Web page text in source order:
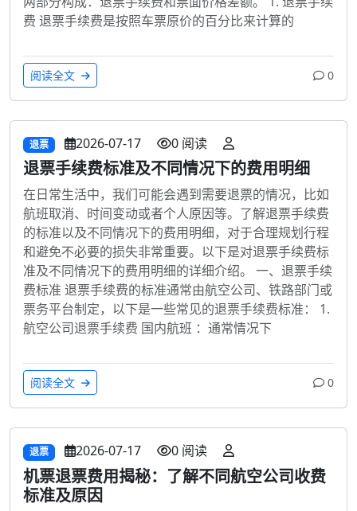
费 退票手续费是按照车票原价的百分比来计算的
阅读全文 0
退票 2026-07-17 0 阅读
退票手续费标准及不同情况下的费用明细
在日常生活中，我们可能会遇到需要退票的情况，比如
航班取消、时间变动或者个人原因等。了解退票手续费
的标准以及不同情况下的费用明细，对于合理规划行程
和避免不必要的损失非常重要。以下是对退票手续费标
准及不同情况下的费用明细的详细介绍。 一、退票手续
费标准 退票手续费的标准通常由航空公司、铁路部门或
票务平台制定，以下是一些常见的退票手续费标准： 1.
航空公司退票手续费 国内航班 ：通常情况下
阅读全文 0
退票 2026-07-17 0 阅读
机票退票费用揭秘：了解不同航空公司收费
标准及原因